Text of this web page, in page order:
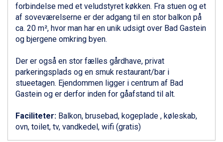
Sölden fra DKK 8.445
Bad Hofgastein fra DKK 5.495
Champoluc fra DKK 3.795
Sestriere fra DKK 4.395
Wagrain fra DKK 4.645
Ischgl fra DKK 7.095
St. Anton fra DKK 7.245
Zell am See fra DKK 4.095
Livigno fra DKK 4.145
Ponte di Legno fra DKK 4.745
forbindelse med et veludstyret køkken. Fra stuen og et
af soveværelserne er der adgang til en stor balkon på
ca. 20 m², hvor man har en unik udsigt over Bad Gastein
og bjergene omkring byen.
Der er også en stor fælles gårdhave, privat
parkeringsplads og en smuk restaurant/bar i
stueetagen. Ejendommen ligger i centrum af Bad
Gastein og er derfor inden for gåafstand til alt.
Faciliteter: Balkon, brusebad, kogeplade , køleskab,
ovn, toilet, tv, vandkedel, wifi (gratis)